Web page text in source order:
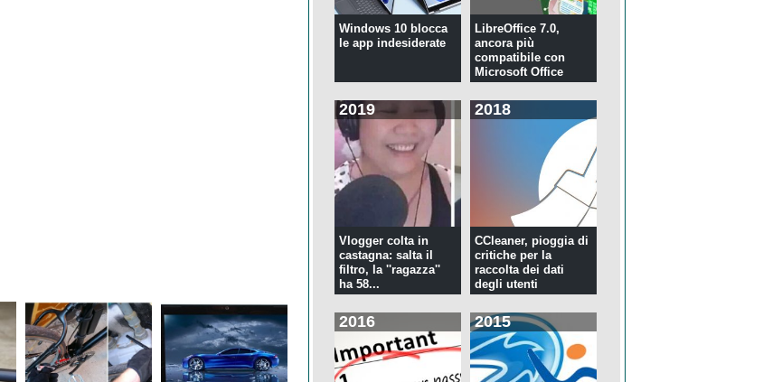
Windows 10 blocca
le app indesiderate
LibreOffice 7.0,
ancora più
compatibile con
Microsoft Office
2019
Vlogger colta in
castagna: salta il
filtro, la ''ragazza''
ha 58...
2018
CCleaner, pioggia di
critiche per la
raccolta dei dati
degli utenti
2016 2015